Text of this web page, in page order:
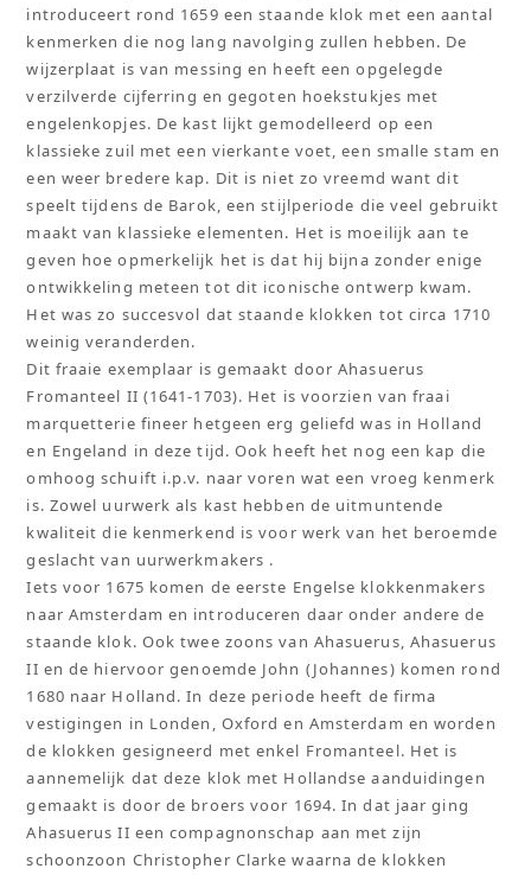
introduceert rond 1659 een staande klok met een aantal
kenmerken die nog lang navolging zullen hebben. De
wijzerplaat is van messing en heeft een opgelegde
verzilverde cijferring en gegoten hoekstukjes met
engelenkopjes. De kast lijkt gemodelleerd op een
klassieke zuil met een vierkante voet, een smalle stam en
een weer bredere kap. Dit is niet zo vreemd want dit
speelt tijdens de Barok, een stijlperiode die veel gebruikt
maakt van klassieke elementen. Het is moeilijk aan te
geven hoe opmerkelijk het is dat hij bijna zonder enige
ontwikkeling meteen tot dit iconische ontwerp kwam.
Het was zo succesvol dat staande klokken tot circa 1710
weinig veranderden.
Dit fraaie exemplaar is gemaakt door Ahasuerus
Fromanteel II (1641-1703). Het is voorzien van fraai
marquetterie fineer hetgeen erg geliefd was in Holland
en Engeland in deze tijd. Ook heeft het nog een kap die
omhoog schuift i.p.v. naar voren wat een vroeg kenmerk
is. Zowel uurwerk als kast hebben de uitmuntende
kwaliteit die kenmerkend is voor werk van het beroemde
geslacht van uurwerkmakers .
Iets voor 1675 komen de eerste Engelse klokkenmakers
naar Amsterdam en introduceren daar onder andere de
staande klok. Ook twee zoons van Ahasuerus, Ahasuerus
II en de hiervoor genoemde John (Johannes) komen rond
1680 naar Holland. In deze periode heeft de firma
vestigingen in Londen, Oxford en Amsterdam en worden
de klokken gesigneerd met enkel Fromanteel. Het is
aannemelijk dat deze klok met Hollandse aanduidingen
gemaakt is door de broers voor 1694. In dat jaar ging
Ahasuerus II een compagnonschap aan met zijn
schoonzoon Christopher Clarke waarna de klokken